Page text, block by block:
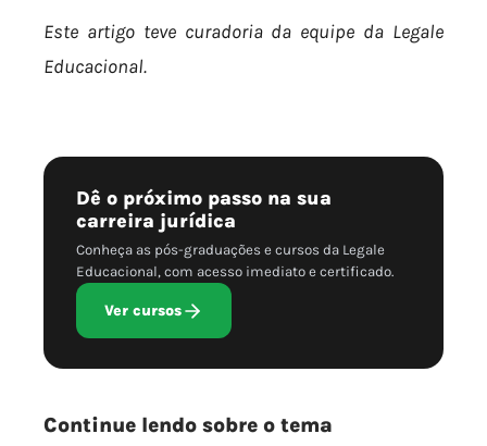
Este artigo teve curadoria da equipe da Legale
Educacional.
Dê o próximo passo na sua
carreira jurídica
Conheça as pós-graduações e cursos da Legale
Educacional, com acesso imediato e certificado.
Ver cursos
Continue lendo sobre o tema